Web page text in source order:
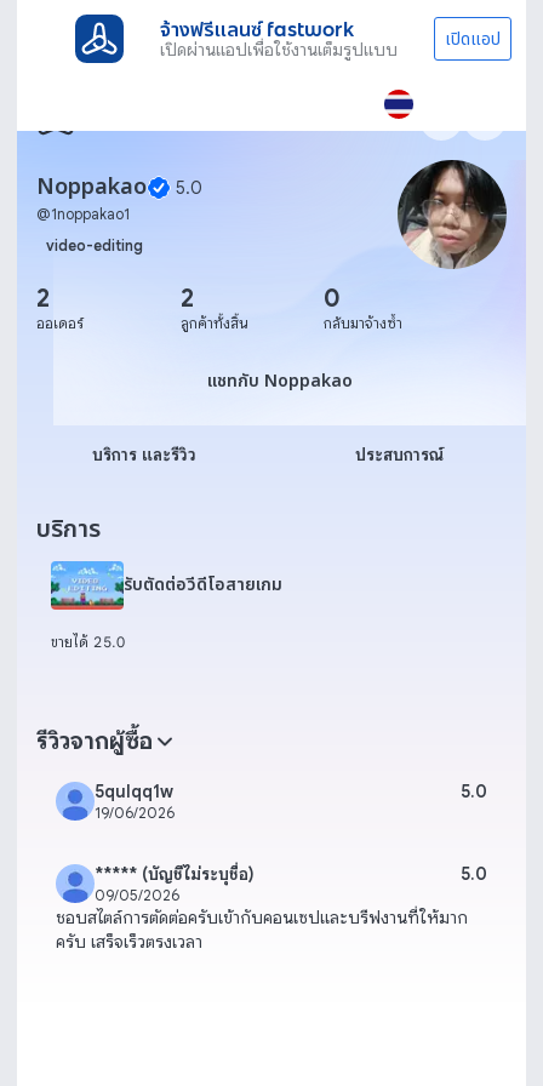
จ้างฟรีแลนซ์ fastwork
เปิดผ่านแอปเพื่อใช้งานเต็มรูปแบบ เปิดแอป
Noppakao 5.0
@1noppakao1
video-editing
2
ออเดอร์
2
ลูกค้าทั้งสิ้น
0
กลับมาจ้างซ้ำ
แชทกับ Noppakao
แชทกับ Noppakao
บริการ และรีวิว ประสบการณ์
บริการ
รับตัดต่อวีดีโอสายเกม
ขายได้ 25.0
รีวิวจากผู้ซื้อ
5qulqq1w
19/06/2026
5.0
***** (บัญชีไม่ระบุชื่อ)
09/05/2026
5.0
ชอบสไตล์การตัดต่อครับเข้ากับคอนเซปและบรีฟงานที่ให้มาก
ครับ เสร็จเร็วตรงเวลา